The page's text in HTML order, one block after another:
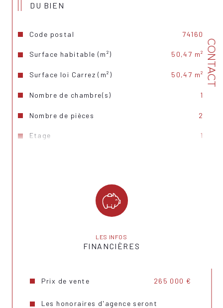
CONTACT
DU BIEN
Code postal 74160
Surface habitable (m²) 50,47 m²
Surface loi Carrez (m²) 50,47 m²
Nombre de chambre(s) 1
Nombre de pièces 2
Etage 1
Mode de chauffage
LES INFOS
FINANCIÈRES
Prix de vente 265 000 €
Les honoraires d'agence seront